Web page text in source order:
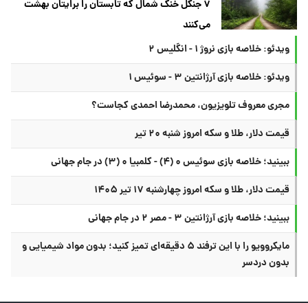
۷ جنگل خنک شمال که تابستان را برایتان بهشت
می‌کنند
ویدئو: خلاصه بازی نروژ ۱ - انگلیس ۲
ویدئو: خلاصه بازی آرژانتین ۳ - سوئیس ۱
مجری معروف تلویزیون، محمدرضا احمدی کجاست؟
قیمت دلار، طلا و سکه امروز شنبه ۲۰ تیر
ببینید؛ خلاصه بازی سوئیس ۰ (۴) - کلمبیا ۰ (۳) در جام جهانی
قیمت دلار، طلا و سکه امروز چهارشنبه ۱۷ تیر ۱۴۰۵
ببینید؛ خلاصه بازی آرژانتین ۳ - مصر ۲ در جام جهانی
مایکروویو را با این ترفند ۵ دقیقه‌ای تمیز کنید؛ بدون مواد شیمیایی و
بدون دردسر